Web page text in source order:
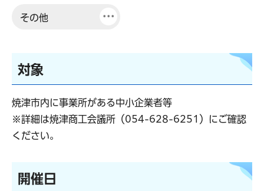
その他
対象
焼津市内に事業所がある中小企業者等
※詳細は焼津商工会議所（054-628-6251）にご確認
ください。
開催日